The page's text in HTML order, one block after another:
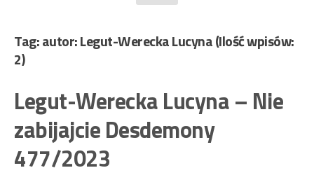
Tag: autor: Legut-Werecka Lucyna(Ilość wpisów:
2)
Legut-Werecka Lucyna – Nie
zabijajcie Desdemony
477/2023